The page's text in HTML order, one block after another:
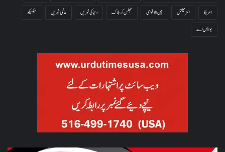
امریکا
انٹرنیشنل بین الاقوامی جھلس کر ہلاک دنیا کی خبریں عالمی خبریں
میکسیکو
یو ایس اے